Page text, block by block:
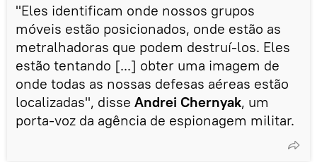
"Eles identificam onde nossos grupos
móveis estão posicionados, onde estão as
metralhadoras que podem destruí-los. Eles
estão tentando [...] obter uma imagem de
onde todas as nossas defesas aéreas estão
localizadas", disse Andrei Chernyak, um
porta-voz da agência de espionagem militar.